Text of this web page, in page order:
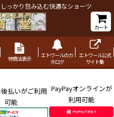
っかり包み込む快適なショーツ
カート
特商法表示
エトワールのカ
タログ
エトワール公式
サイト集
払いがご利用
可能
PayPayオンラインが
利用可能